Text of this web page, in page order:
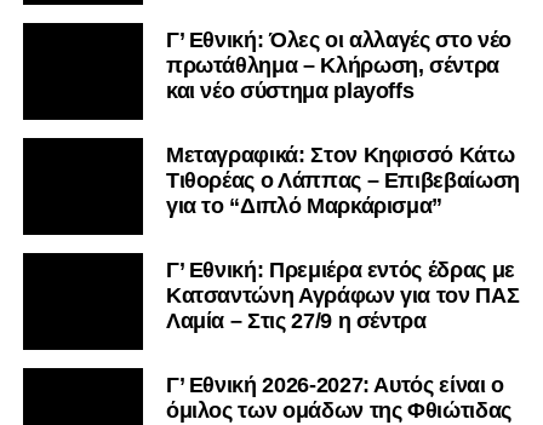
Γ’ Εθνική: Όλες οι αλλαγές στο νέο
πρωτάθλημα – Κλήρωση, σέντρα
και νέο σύστημα playoffs
Μεταγραφικά: Στον Κηφισσό Κάτω
Τιθορέας ο Λάππας – Επιβεβαίωση
για το “Διπλό Μαρκάρισμα”
Γ’ Εθνική: Πρεμιέρα εντός έδρας με
Κατσαντώνη Αγράφων για τον ΠΑΣ
Λαμία – Στις 27/9 η σέντρα
Γ’ Εθνική 2026-2027: Αυτός είναι ο
όμιλος των ομάδων της Φθιώτιδας